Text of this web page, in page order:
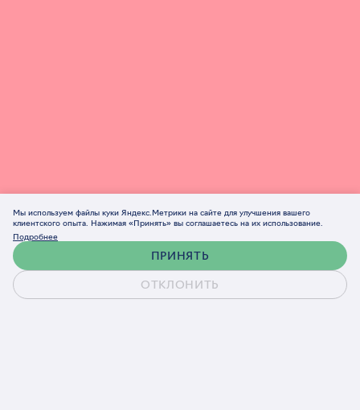
Обсудить проект
Мы используем файлы куки Яндекс.Метрики на сайте для улучшения вашего
клиентского опыта. Нажимая «Принять» вы соглашаетесь на их использование.
Подробнее
ПРИНЯТЬ
ОТКЛОНИТЬ